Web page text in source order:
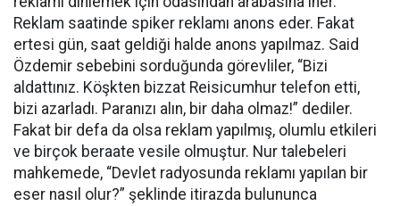
Reklam saatinde spiker reklamı anons eder. Fakat
ertesi gün, saat geldiği halde anons yapılmaz. Said
Özdemir sebebini sorduğunda görevliler, “Bizi
aldattınız. Köşkten bizzat Reisicumhur telefon etti,
bizi azarladı. Paranızı alın, bir daha olmaz!” dediler.
Fakat bir defa da olsa reklam yapılmış, olumlu etkileri
ve birçok beraate vesile olmuştur. Nur talebeleri
mahkemede, “Devlet radyosunda reklamı yapılan bir
eser nasıl olur?” şeklinde itirazda bulununca